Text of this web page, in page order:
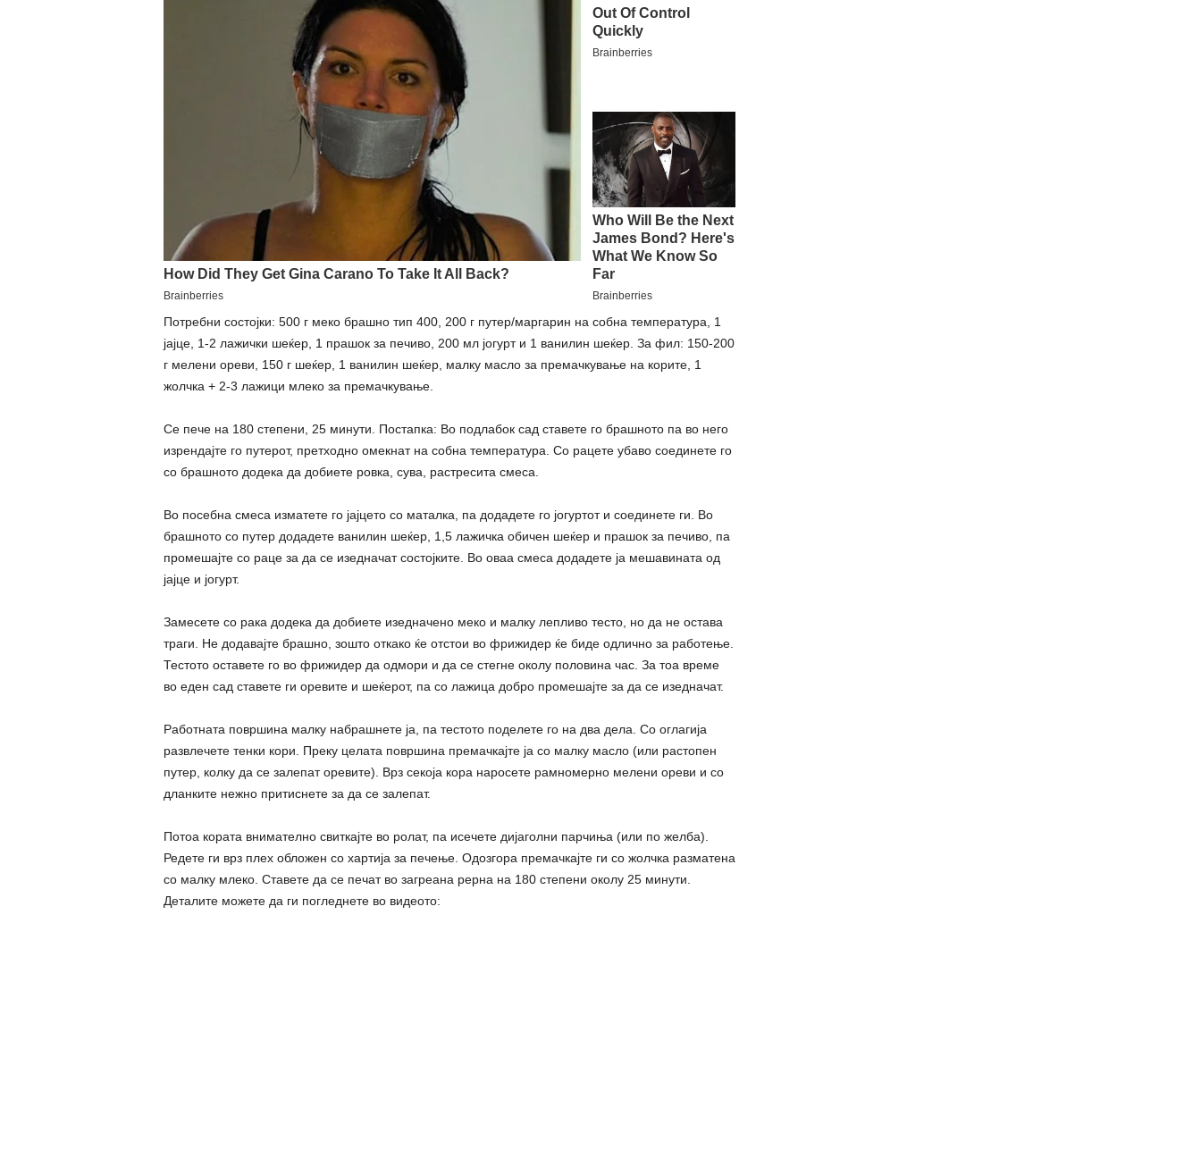
Потребни состојки: 500 г меко брашно тип 400, 200 г путер/маргарин на собна температура, 1
јајце, 1-2 лажички шеќер, 1 прашок за печиво, 200 мл јогурт и 1 ванилин шеќер. За фил: 150-200
г мелени ореви, 150 г шеќер, 1 ванилин шеќер, малку масло за премачкување на корите, 1
жолчка + 2-3 лажици млеко за премачкување.
Се пече на 180 степени, 25 минути. Постапка: Во подлабок сад ставете го брашното па во него
изрендајте го путерот, претходно омекнат на собна температура. Со рацете убаво соединете го
со брашното додека да добиете ровка, сува, растресита смеса.
Во посебна смеса изматете го јајцето со маталка, па додадете го јогуртот и соединете ги. Во
брашното со путер додадете ванилин шеќер, 1,5 лажичка обичен шеќер и прашок за печиво, па
промешајте со раце за да се изедначат состојките. Во оваа смеса додадете ја мешавината од
јајце и јогурт.
Замесете со рака додека да добиете изедначено меко и малку лепливо тесто, но да не остава
траги. Не додавајте брашно, зошто откако ќе отстои во фрижидер ќе биде одлично за работење.
Тестото оставете го во фрижидер да одмори и да се стегне околу половина час. За тоа време
во еден сад ставете ги оревите и шеќерот, па со лажица добро промешајте за да се изедначат.
Работната површина малку набрашнете ја, па тестото поделете го на два дела. Со оглагија
развлечете тенки кори. Преку целата површина премачкајте ја со малку масло (или растопен
путер, колку да се залепат оревите). Врз секоја кора наросете рамномерно мелени ореви и со
дланките нежно притиснете за да се залепат.
Потоа кората внимателно свиткајте во ролат, па исечете дијаголни парчиња (или по желба).
Редете ги врз плех обложен со хартија за печење. Одозгора премачкајте ги со жолчка разматена
со малку млеко. Ставете да се печат во загреана рерна на 180 степени околу 25 минути.
Деталите можете да ги погледнете во видеото: